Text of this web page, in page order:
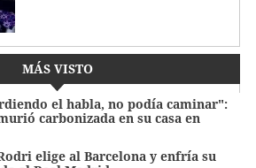
MÁS VISTO
el habla, no podía caminar":
carbonizada en su casa en
elige al Barcelona y enfría su